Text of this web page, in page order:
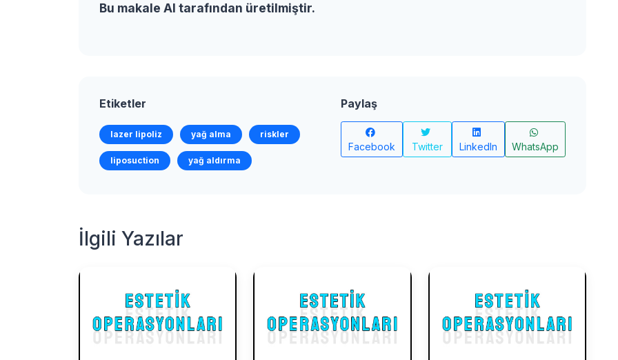
Bu makale AI tarafından üretilmiştir.
Etiketler
lazer lipoliz yağ alma riskler
liposuction yağ aldırma
Paylaş
Facebook Twitter LinkedIn WhatsApp
İlgili Yazılar